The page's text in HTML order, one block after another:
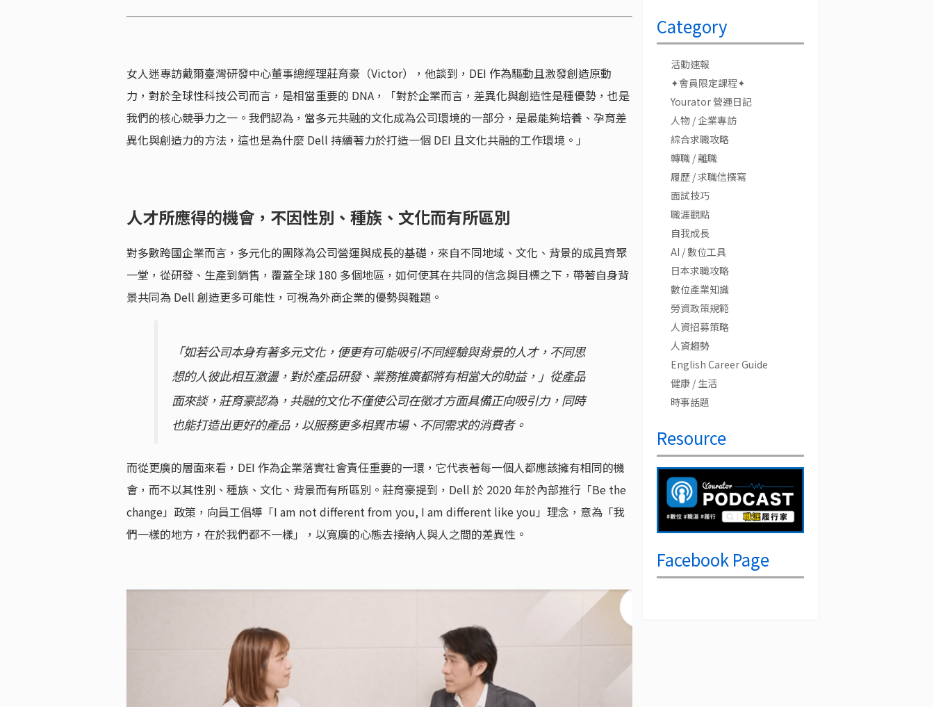
女人迷專訪戴爾臺灣研發中心董事總經理莊育豪（Victor），他談到，DEI 作為驅動且激發創造原動
力，對於全球性科技公司而言，是相當重要的 DNA，「對於企業而言，差異化與創造性是種優勢，也是
我們的核心競爭力之一。我們認為，當多元共融的文化成為公司環境的一部分，是最能夠培養、孕育差
異化與創造力的方法，這也是為什麼 Dell 持續著力於打造一個 DEI 且文化共融的工作環境。」
人才所應得的機會，不因性別、種族、文化而有所區別
對多數跨國企業而言，多元化的團隊為公司營運與成長的基礎，來自不同地域、文化、背景的成員齊聚
一堂，從研發、生產到銷售，覆蓋全球 180 多個地區，如何使其在共同的信念與目標之下，帶著自身背
景共同為 Dell 創造更多可能性，可視為外商企業的優勢與難題。
「如若公司本身有著多元文化，便更有可能吸引不同經驗與背景的人才，不同思
想的人彼此相互激盪，對於產品研發、業務推廣都將有相當大的助益，」從產品
面來談，莊育豪認為，共融的文化不僅使公司在徵才方面具備正向吸引力，同時
也能打造出更好的產品，以服務更多相異市場、不同需求的消費者。
而從更廣的層面來看，DEI 作為企業落實社會責任重要的一環，它代表著每一個人都應該擁有相同的機
會，而不以其性別、種族、文化、背景而有所區別。莊育豪提到，Dell 於 2020 年於內部推行「Be the
change」政策，向員工倡導「I am not different from you, I am different like you」理念，意為「我
們一樣的地方，在於我們都不一樣」，以寬廣的心態去接納人與人之間的差異性。
Category
活動速報
✦會員限定課程✦
Yourator 營運日記
人物 / 企業專訪
綜合求職攻略
轉職 / 離職
履歷 / 求職信撰寫
面試技巧
職涯觀點
自我成長
AI / 數位工具
日本求職攻略
數位產業知識
勞資政策規範
人資招募策略
人資趨勢
English Career Guide
健康 / 生活
時事話題
Resource
Facebook Page